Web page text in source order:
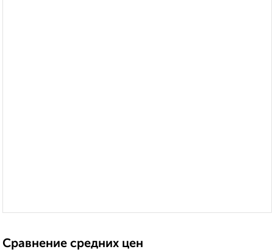
Сравнение средних цен